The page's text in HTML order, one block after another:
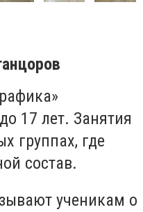
17 лет. Занятия
группах, где
состав.
ученикам о